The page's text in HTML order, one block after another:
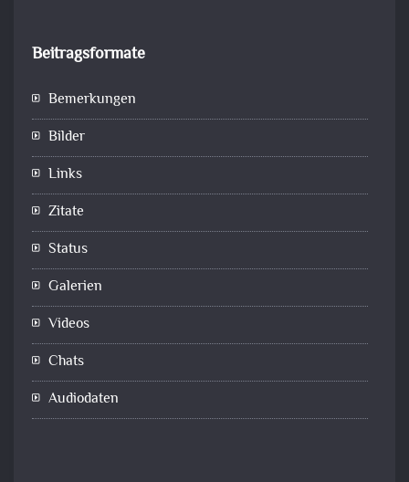
Beitragsformate
Bemerkungen
Bilder
Links
Zitate
Status
Galerien
Videos
Chats
Audiodaten